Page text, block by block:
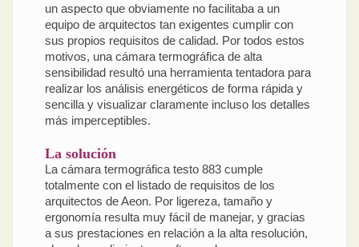
un aspecto que obviamente no facilitaba a un
equipo de arquitectos tan exigentes cumplir con
sus propios requisitos de calidad. Por todos estos
motivos, una cámara termográfica de alta
sensibilidad resultó una herramienta tentadora para
realizar los análisis energéticos de forma rápida y
sencilla y visualizar claramente incluso los detalles
más imperceptibles.
La solución
La cámara termográfica testo 883 cumple
totalmente con el listado de requisitos de los
arquitectos de Aeon. Por ligereza, tamaño y
ergonomía resulta muy fácil de manejar, y gracias
a sus prestaciones en relación a la alta resolución,